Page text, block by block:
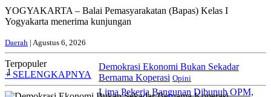
YOGYAKARTA – Balai Pemasyarakatan (Bapas) Kelas I
Yogyakarta menerima kunjungan
Daerah | Agustus 6, 2026
Terpopuler
+ SELENGKAPNYA
1
Demokrasi Ekonomi Bukan Sekadar
Bernama Koperasi Opini
Lima Pekerja Bangunan Dibunuh OPM,